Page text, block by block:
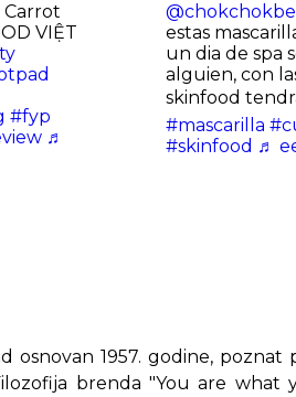
Carrot
VIỆT
#fyp
♬
estas
un dia de spa
alguien, con
skinfood
#mascarilla
#skinfood ♬
osnovan 1957. godine,
brenda "You are